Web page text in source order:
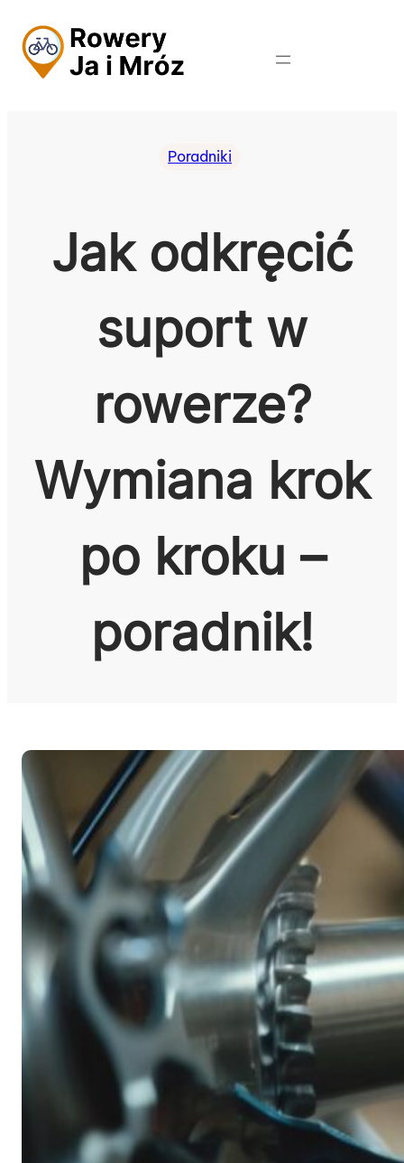
do
treści
Poradniki
Jak odkręcić
suport w
rowerze?
Wymiana krok
po kroku –
poradnik!